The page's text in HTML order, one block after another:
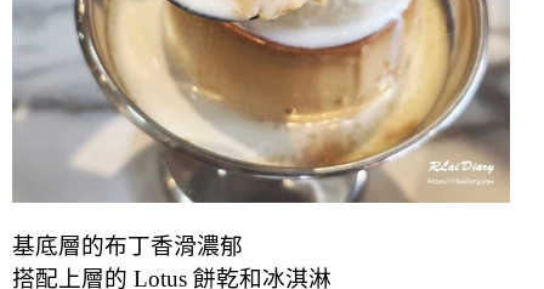
基底層的布丁香滑濃郁
搭配上層的 Lotus 餅乾和冰淇淋